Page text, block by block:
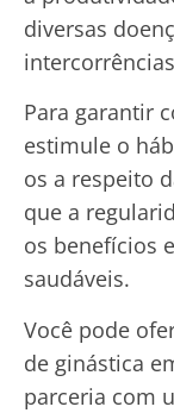
diversas
Para garantir
estimule o
os a respeito
que a
os benefícios
saudáveis.
Você pode
de ginástica
parceria com